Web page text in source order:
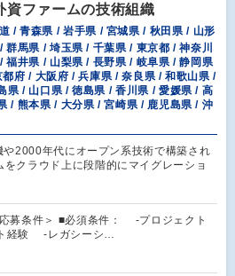
資ファームの技術組織
/ 青森県 / 岩手県 / 宮城県 / 秋田県 / 山形
馬県 / 埼玉県 / 千葉県 / 東京都 / 神奈川
福井県 / 山梨県 / 長野県 / 岐阜県 / 静岡県
府 / 大阪府 / 兵庫県 / 奈良県 / 和歌山県 /
県 / 山口県 / 徳島県 / 香川県 / 愛媛県 / 高
/ 熊本県 / 大分県 / 宮崎県 / 鹿児島県 / 沖
や2000年代にオープン系技術で構築され
をクラウド上に段階的にマイグレーショ
応募条件＞ ■必須条件： -プロジェクト
経験 -レガシーシ…